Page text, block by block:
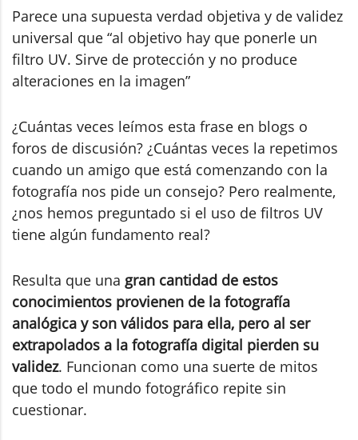
Parece una supuesta verdad objetiva y de validez
universal que “al objetivo hay que ponerle un
filtro UV. Sirve de protección y no produce
alteraciones en la imagen”
¿Cuántas veces leímos esta frase en blogs o
foros de discusión? ¿Cuántas veces la repetimos
cuando un amigo que está comenzando con la
fotografía nos pide un consejo? Pero realmente,
¿nos hemos preguntado si el uso de filtros UV
tiene algún fundamento real?
Resulta que una gran cantidad de estos
conocimientos provienen de la fotografía
analógica y son válidos para ella, pero al ser
extrapolados a la fotografía digital pierden su
validez. Funcionan como una suerte de mitos
que todo el mundo fotográfico repite sin
cuestionar.